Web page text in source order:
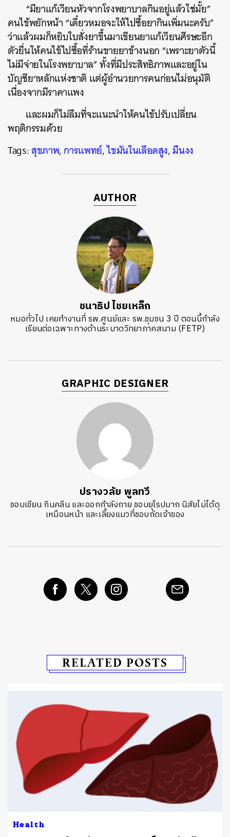
“มียาแก้เวียนหัวจากโรงพยาบาลกินอยู่แล้วใช่มั้ย”
คนไข้พยักหน้า “เดี๋ยวหมอจะให้ไปซื้อยากินเพิ่มนะครับ”
ว่าแล้วผมก็หยิบใบสั่งยาขึ้นมาเขียนยาแก้เวียนศีรษะอีก
ตัวยื่นให้คนไข้ไปซื้อที่ร้านขายยาข้างนอก “เพราะยาตัวนี้
ไม่มีจ่ายในโรงพยาบาล” ทั้งที่มีประสิทธิภาพและอยู่ใน
บัญชียาหลักแห่งชาติ แต่ผู้อำนวยการคนก่อนไม่อนุมัติ
เนื่องจากมีราคาแพง
และผมก็ไม่ลืมที่จะแนะนำให้คนไข้ปรับเปลี่ยน
พฤติกรรมด้วย
Tags:สุขภาพ,การแพทย์,ไขมันในเลือดสูง,มึนงง
AUTHOR
ชนาธิป ไชยเหล็ก
หมอทั่วไป เคยทำงานที่ รพ.ศูนย์และ รพ.ชุมชน 3 ปี ตอนนี้กำลัง
เรียนต่อเฉพาะทางด้านระบาดวิทยาภาคสนาม (FETP)
GRAPHIC DESIGNER
ปรางวลัย พูลทวี
ชอบเขียน กินคลีน และออกกำลังกาย ชอบยุโรปมาก นิสัยไม่ได้ดุ
เหมือนหน้า และเลี้ยงแมวที่ชอบกัดเจ้าของ
RELATED POSTS
Health